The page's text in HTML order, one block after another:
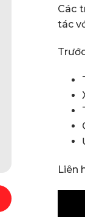
Các
tác
Liên